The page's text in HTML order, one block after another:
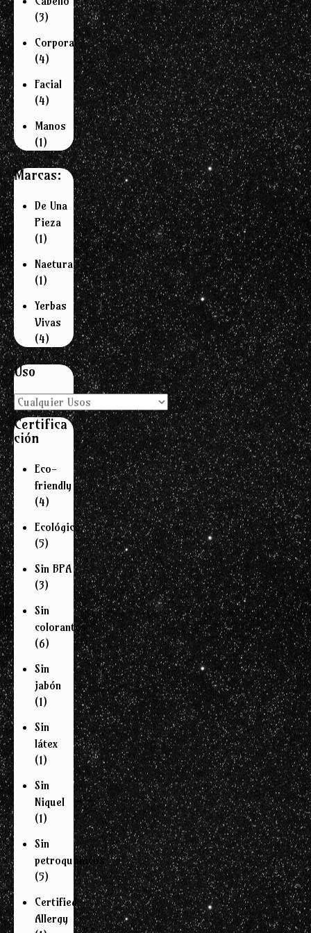
(3)
Corporal
(4)
Facial
(4)
Manos
(1)
Marcas:
De Una
Pieza
(1)
Naetura
(1)
Yerbas
Vivas
(4)
Uso
Certifica
ción
Eco-
friendly
(4)
Ecológico
(5)
Sin BPA
(3)
Sin
colorantes
(6)
Sin
jabón
(1)
Sin
látex
(1)
Sin
Niquel
(1)
Sin
petroquímicos
(5)
Certified
Allergy